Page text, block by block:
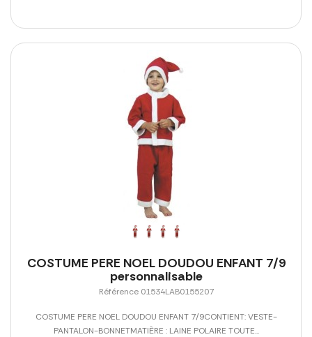
COSTUME PERE NOEL DOUDOU ENFANT 7/9
personnalisable
Référence 01534LAB0155207
COSTUME PERE NOEL DOUDOU ENFANT 7/9CONTIENT: VESTE-
PANTALON-BONNETMATIÈRE : LAINE POLAIRE TOUTE...